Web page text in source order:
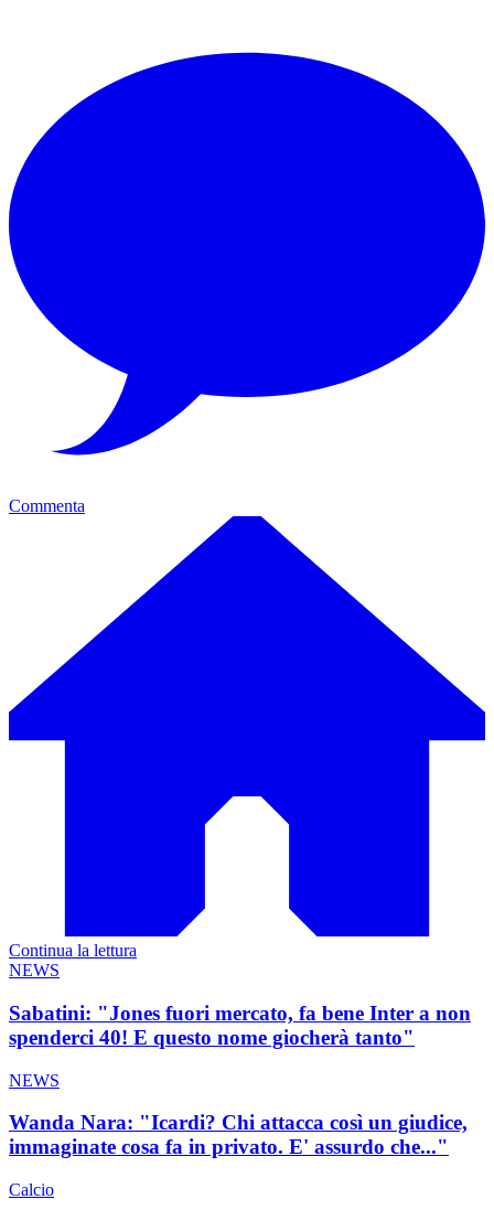
Commenta
Continua la lettura
NEWS
Sabatini: "Jones fuori mercato, fa bene Inter a non
spenderci 40! E questo nome giocherà tanto"
NEWS
Wanda Nara: "Icardi? Chi attacca così un giudice,
immaginate cosa fa in privato. E' assurdo che..."
Calcio